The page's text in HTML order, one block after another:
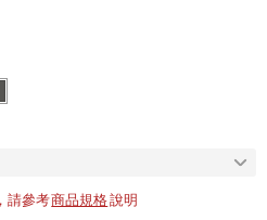
請參考商品規格說明